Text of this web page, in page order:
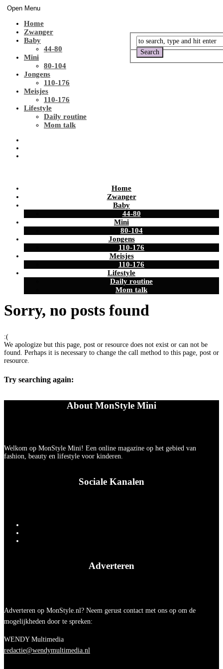
Open Menu
Home
Zwanger
Baby
44-80
Mini
80-104
Jongens
110-176
Meisjes
110-176
Lifestyle
Daily routine
Mom talk
Home
Zwanger
Baby
44-80
Mini
80-104
Jongens
110-176
Meisjes
110-176
Lifestyle
Daily routine
Mom talk
Sorry, no posts found
:(
We apologize but this page, post or resource does not exist or can not be
found. Perhaps it is necessary to change the call method to this page, post or
resource.
Try searching again:
About MonStyle Mini
Welkom op MonStyle Mini! Een online magazine op het gebied van
fashion, beauty en lifestyle voor kinderen.
Sociale Kanalen
Adverteren
Adverteren op MonStyle.nl? Neem gerust contact met ons op om de
mogelijkheden door te spreken:
WENDY Multimedia
redactie@wendymultimedia.nl